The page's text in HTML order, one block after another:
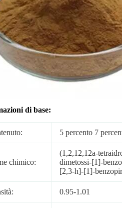
di base:
5 percento 7
chimico:
(1,2,12,12a-
dimetossi-[1]-
[2,3-h]-[1]-
0.95-1.01